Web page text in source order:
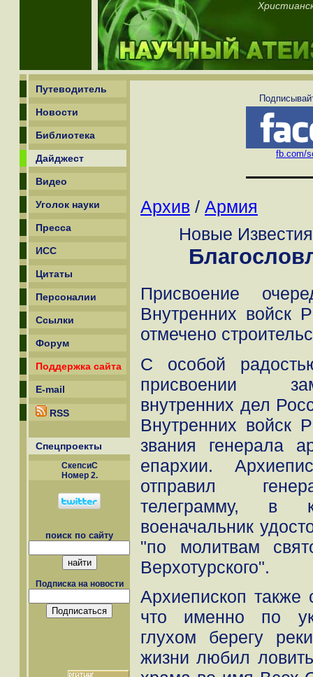
Путеводитель
Новости
Библиотека
Дайджест
Видео
Уголок науки
Пресса
ИСС
Цитаты
Персоналии
Ссылки
Форум
Поддержка сайта
E-mail
RSS
Спецпроекты
СкепсиС
Номер 2.
поиск по сайту
Подписка на новости
fb.com/
Архив / Армия
Новые
Присвоение
Внутренних войск
отмечено
С особой
присвоении
внутренних дел
Внутренних войск
звания генерала
епархии.
отправил
телеграмму, в
военачальник
"по молитвам
Верхотурского".
Архиепископ также
что именно по
глухом берегу
жизни любил